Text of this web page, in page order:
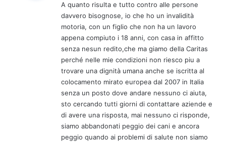
e
t
t
o
:
A quanto risulta e tutto contro alle persone
davvero bisognose, io che ho un invalidità
motoria, con un figlio che non ha un lavoro
appena compiuto i 18 anni, con casa in affitto
senza nesun redito,che ma giamo della Caritas
perché nelle mie condizioni non riesco piu a
trovare una dignità umana anche se iscritta al
colocamento mirato europea dal 2007 in Italia
senza un posto dove andare nessuno ci aiuta,
sto cercando tutti giorni di contattare aziende e
di avere una risposta, mai nessuno ci risponde,
siamo abbandonati peggio dei cani e ancora
peggio quando ai problemi di salute non siamo